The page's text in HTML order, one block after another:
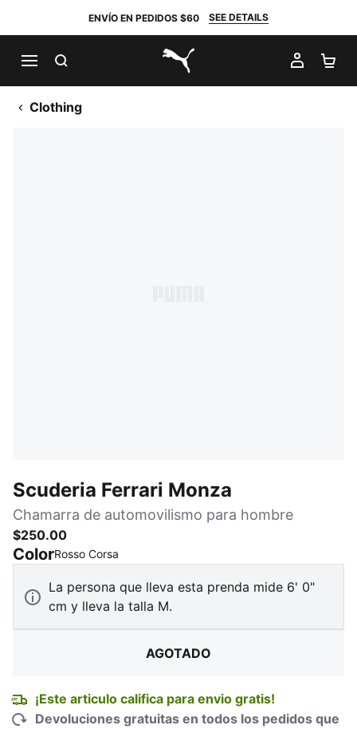
ENVÍO EN PEDIDOS $60 SEE DETAILS
PUMA.com
MI
Clothing
Scuderia Ferrari Monza
Chamarra de automovilismo para hombre
$250.00
ColorRosso Corsa
La persona que lleva esta prenda mide 6' 0"
cm y lleva la talla M.
AGOTADO
¡Este articulo califica para envio gratis!
Devoluciones gratuitas en todos los pedidos que